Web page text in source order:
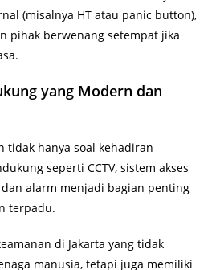
(misalnya HT atau panic button),
pihak berwenang setempat jika
yang Modern dan
tidak hanya soal kehadiran
seperti CCTV, sistem akses
alarm menjadi bagian penting
terpadu.
di Jakarta yang tidak
manusia, tetapi juga memiliki